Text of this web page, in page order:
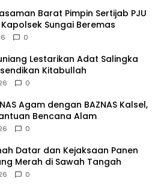
Barat Pimpin Sertijab PJU
Sungai Beremas
0
Lestarikan Adat Salingka
Kitabullah
0
Agam dengan BAZNAS Kalsel,
Bencana Alam
0
Datar dan Kejaksaan Panen
Merah di Sawah Tangah
0